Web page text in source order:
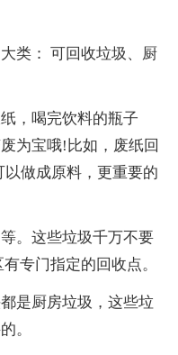
类： 可回收垃圾、厨
，喝完饮料的瓶子
为宝哦!比如，废纸回
做成原料，更重要的
。这些垃圾千万不要
专门指定的回收点。
是厨房垃圾，这些垃
。